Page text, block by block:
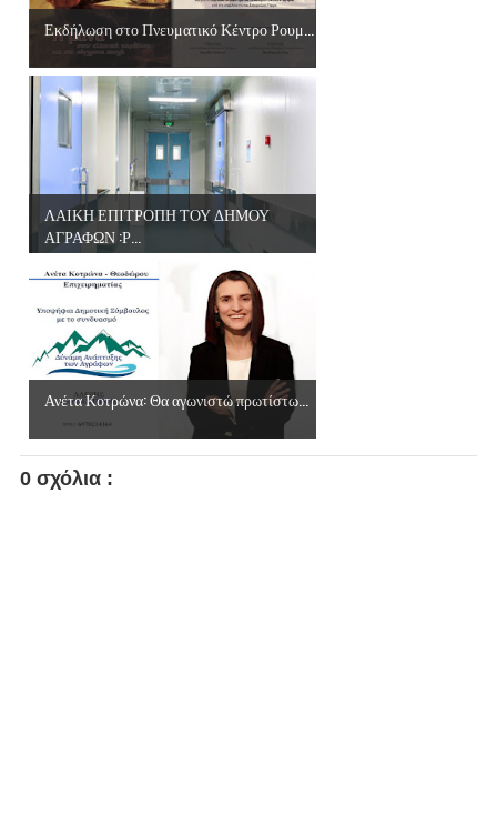
Εκδήλωση στο Πνευματικό Κέντρο Ρουμ...
ΛΑΙΚΗ ΕΠΙΤΡΟΠΗ ΤΟΥ ΔΗΜΟΥ
ΑΓΡΑΦΩΝ :Ρ...
Ανέτα Κοτρώνα: Θα αγωνιστώ πρωτίστω...
0 σχόλια :